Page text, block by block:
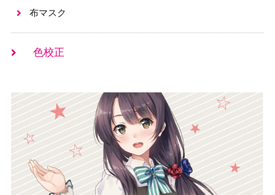
布マスク
色校正